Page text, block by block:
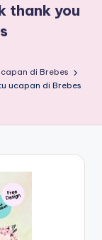
thank you
di Brebes
ucapan di Brebes